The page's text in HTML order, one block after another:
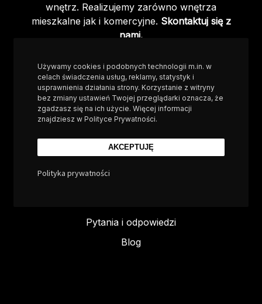
wnętrz. Realizujemy zarówno wnętrza
mieszkalne jak i komercyjne. Skontaktuj się z
nami.
STUDIO
O pracowni
PROJEKTY
Cennik projektu
Pytania i odpowiedzi
Blog
Używamy cookies i podobnych technologii m.in. w
celach świadczenia usług, reklamy, statystyk i
usprawnienia działania strony. Korzystanie z witryny
bez zmiany ustawień Twojej przeglądarki oznacza, że
zgadzasz się na ich użycie. Więcej informacji
znajdziesz w Polityce Prywatności.
Polityka prywatności
AKCEPTUJĘ